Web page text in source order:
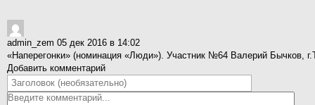
admin_zem 05 дек 2016 в 14:02
«Наперегонки» (номинация «Люди»). Участник №64 Валерий Бычков,
Добавить комментарий